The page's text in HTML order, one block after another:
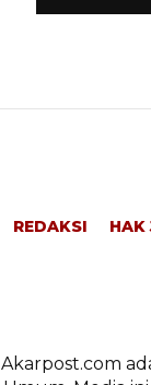
REDAKSI HAK
Akarpost.com